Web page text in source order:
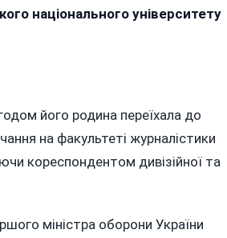
національного університету
його родина переїхала до
на факультеті журналістики
кореспондентом дивізійної та
міністра оборони України